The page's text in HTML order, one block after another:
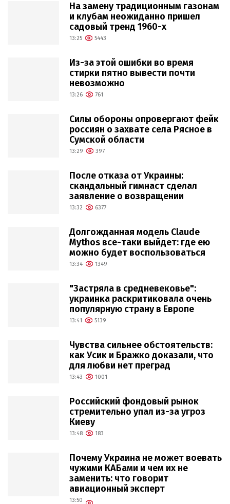
На замену традиционным газонам
и клубам неожиданно пришел
садовый тренд 1960-х
13:25 5443
Из-за этой ошибки во время
стирки пятно вывести почти
невозможно
13:26 761
Силы обороны опровергают фейк
россиян о захвате села Рясное в
Сумской области
13:29 397
После отказа от Украины:
скандальный гимнаст сделал
заявление о возвращении
13:32 6377
Долгожданная модель Claude
Mythos все-таки выйдет: где ею
можно будет воспользоваться
13:34 1349
"Застряла в средневековье":
украинка раскритиковала очень
популярную страну в Европе
13:41 5139
Чувства сильнее обстоятельств:
как Усик и Бражко доказали, что
для любви нет преград
13:43 1001
Российский фондовый рынок
стремительно упал из-за угроз
Киеву
13:48 183
Почему Украина не может воевать
чужими КАБами и чем их не
заменить: что говорит
авиационный эксперт
13:50